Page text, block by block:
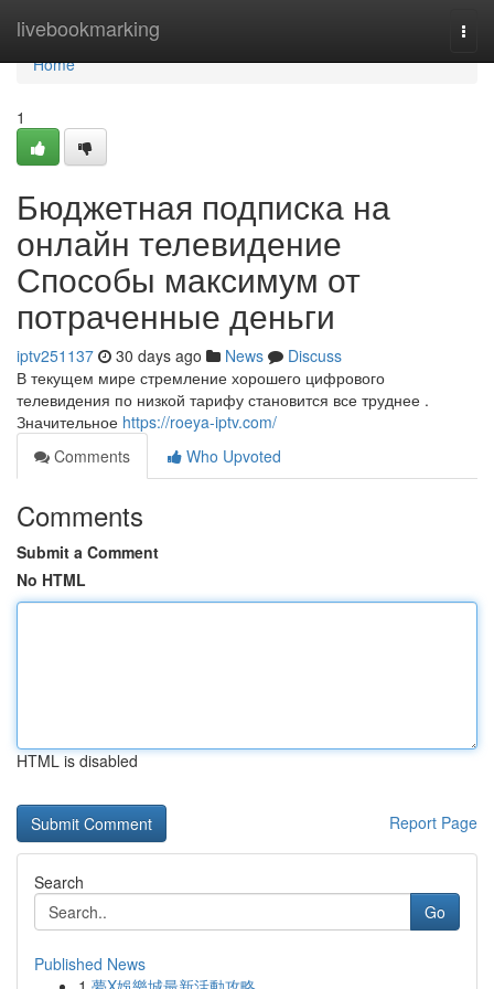
livebookmarking
Home
Home
1
Бюджетная подписка на
онлайн телевидение
Способы максимум от
потраченные деньги
iptv251137 30 days ago News
Discuss
В текущем мире стремление хорошего цифрового
телевидения по низкой тарифу становится все труднее .
Значительное https://roeya-iptv.com/
Comments
Who Upvoted
Comments
Submit a Comment
No HTML
HTML is disabled
Report Page
Search
Go
Published News